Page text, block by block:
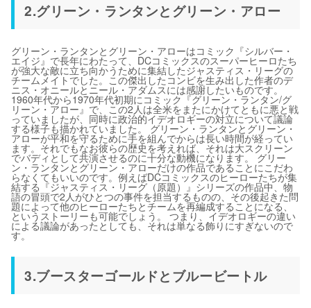
2.グリーン・ランタンとグリーン・アロー
グリーン・ランタンとグリーン・アローはコミック『シルバー・
エイジ』で長年にわたって、DCコミックスのスーパーヒーロたち
が強大な敵に立ち向かうために集結したジャスティス・リーグの
チームメイトでした。この傑出したコンビを生み出した作者のデ
ニス・オニールとニール・アダムスには感謝したいものです。
1960年代から1970年代初期にコミック『グリーン・ランタン/グ
リーン・アロー』で、この2人は全米をまたにかけてともに悪と戦
っていましたが、同時に政治的イデオロギーの対立について議論
する様子も描かれていました。 グリーン・ランタンとグリーン・
アローが平和を守るために手を組んでからは長い時間が経ってい
ます。それでもなお彼らの歴史を考えれば、それは大スクリーン
でバディとして共演させるのに十分な動機になります。 グリー
ン・ランタンとグリーン・アローだけの作品であることにこだわ
らなくてもいいのです。例えばDCコミックスのヒーローたちが集
結する『ジャスティス・リーグ（原題）』シリーズの作品中、物
語の冒頭で2人がひとつの事件を担当するものの、その後起きた問
題によって他のヒーローたちとチームを再編成することになる、
というストーリーも可能でしょう。 つまり、イデオロギーの違い
による議論があったとしても、それは単なる飾りにすぎないので
す。
3.ブースターゴールドとブルービートル